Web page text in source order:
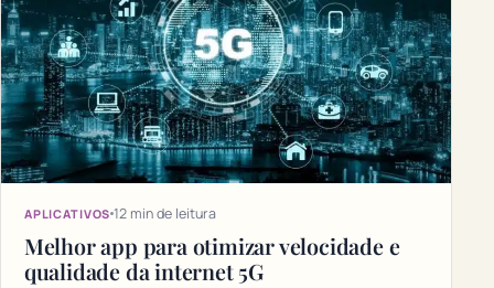
APLICATIVOS 12 min de leitura
Melhor app para otimizar velocidade e
qualidade da internet 5G